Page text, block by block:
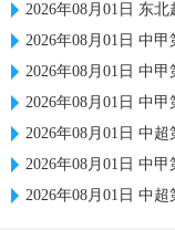
2026年08月01日 东
2026年08月01日 中
2026年08月01日 中
2026年08月01日 中
2026年08月01日 中
2026年08月01日 中
2026年08月01日 中